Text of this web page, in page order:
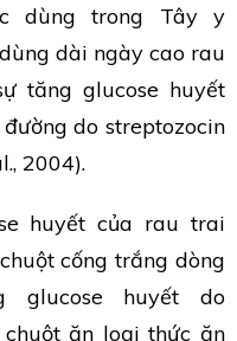
dùng trong Tây y
dài ngày cao rau
tăng glucose huyết
do streptozocin
2004).
huyết của rau trai
cống trắng dòng
glucose huyết do
ăn loại thức ăn